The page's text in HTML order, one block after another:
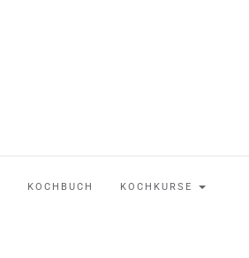
KOCHBUCH KOCHKURSE